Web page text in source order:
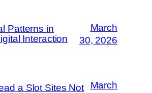
Patterns in
Interaction
March
30, 2026
a Slot Sites Not
March